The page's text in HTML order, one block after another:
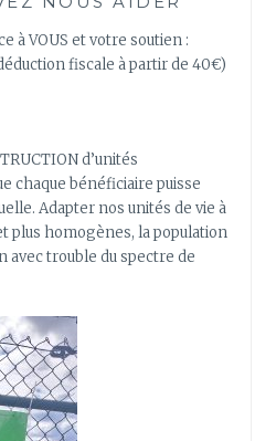
à VOUS et votre soutien :
fiscale à partir de 40€)
d’unités
chaque bénéficiaire puisse
Adapter nos unités de vie à
plus homogènes, la population
avec trouble du spectre de